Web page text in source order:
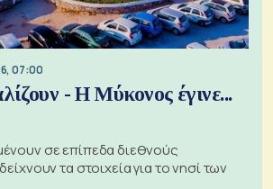
07:00
- Η Μύκονος έγινε...
σε επίπεδα διεθνούς
τα στοιχεία για το νησί των